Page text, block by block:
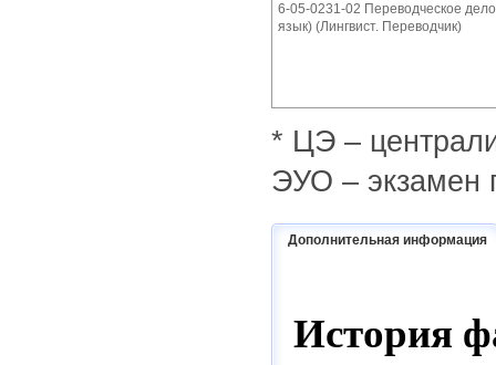
6-05-0231-02 Переводческое
язык) (Лингвист. Переводчик)
* ЦЭ –
ЭУО – экзамен
Дополнительная информация
История